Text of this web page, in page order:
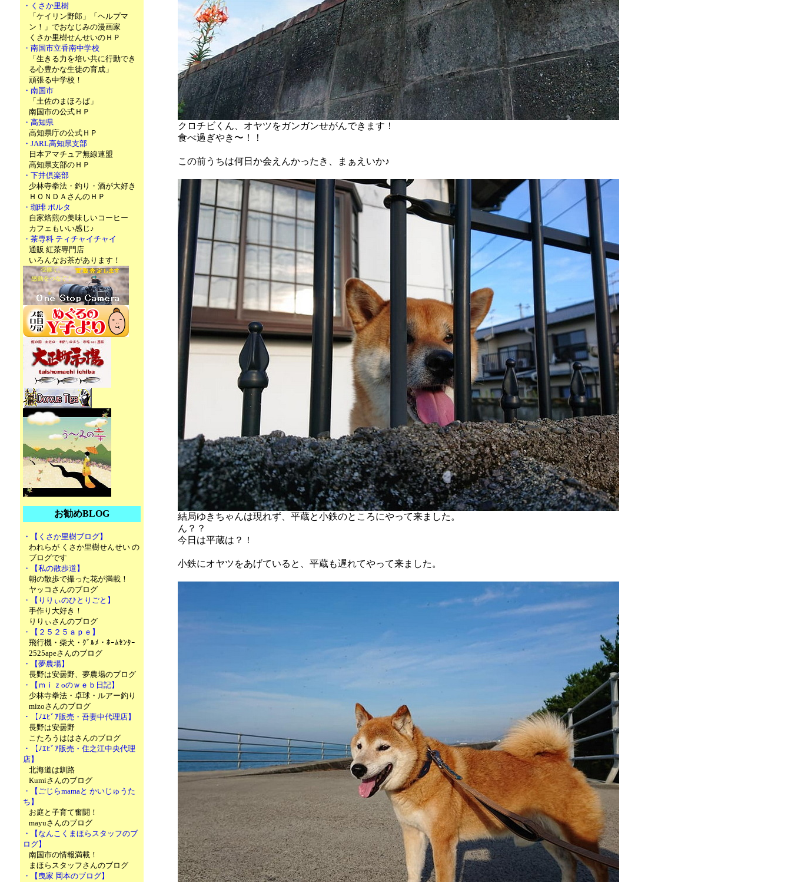
・くさか里樹
「ケイリン野郎」「ヘルプマ
ン！」でおなじみの漫画家
くさか里樹せんせいのＨＰ
・南国市立香南中学校
「生きる力を培い共に行動でき
る心豊かな生徒の育成」
頑張る中学校！
・南国市
「土佐のまほろば」
南国市の公式ＨＰ
・高知県
高知県庁の公式ＨＰ
・JARL高知県支部
日本アマチュア無線連盟
高知県支部のＨＰ
・下井倶楽部
少林寺拳法・釣り・酒が大好き
ＨＯＮＤＡさんのＨＰ
・珈琲 ポルタ
自家焙煎の美味しいコーヒー
カフェもいい感じ♪
・茶専科 ティチャイチャイ
通販 紅茶専門店
いろんなお茶があります！
お勧めBLOG
・【くさか里樹ブログ】
われらが くさか里樹せんせい の
ブログです
・【私の散歩道】
朝の散歩で撮った花が満載！
ヤッコさんのブログ
・【りりぃのひとりごと】
手作り大好き！
りりぃさんのブログ
・【２５２５ａｐｅ】
飛行機・柴犬・ｸﾞﾙﾒ・ﾎｰﾑｾﾝﾀｰ
2525apeさんのブログ
・【夢農場】
長野は安曇野、夢農場のブログ
・【ｍｉｚoのｗｅｂ日記】
少林寺拳法・卓球・ルアー釣り
mizoさんのブログ
・【ﾉｴﾋﾞｱ販売・吾妻中代理店】
長野は安曇野
こたろうははさんのブログ
・【ﾉｴﾋﾞｱ販売・住之江中央代理
店】
北海道は釧路
Kumiさんのブログ
・【ごじらmamaと かいじゅうた
ち】
お庭と子育て奮闘！
mayuさんのブログ
・【なんこくまほらスタッフのブ
ログ】
南国市の情報満載！
まほらスタッフさんのブログ
・【曳家 岡本のブログ】
クロチビくん、オヤツをガンガンせがんできます！
食べ過ぎやき〜！！
この前うちは何日か会えんかったき、まぁえいか♪
結局ゆきちゃんは現れず、平蔵と小鉄のところにやって来ました。
ん？？
今日は平蔵は？！
小鉄にオヤツをあげていると、平蔵も遅れてやって来ました。